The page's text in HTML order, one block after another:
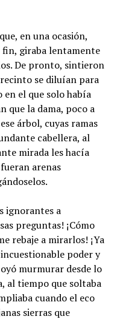
en una ocasión,
giraba lentamente
De pronto, sintieron
se diluían para
en el que solo había
que la dama, poco a
árbol, cuyas ramas
cabellera, al
mirada les hacía
arenas
ignorantes a
preguntas! ¡Cómo
rebaje a mirarlos! ¡Ya
poder y
murmurar desde lo
al tiempo que soltaba
cuando el eco
sierras que